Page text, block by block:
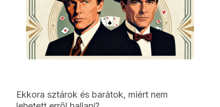
Ekkora sztárok és barátok, miért nem